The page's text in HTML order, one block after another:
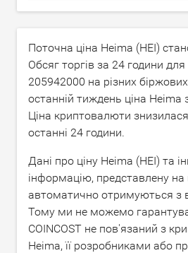
Поточна ціна Heima (HEI)
Обсяг торгів за 24 години
205942000 на різних
останній тиждень ціна Heima
Ціна криптовалюти
останні 24 години.
Дані про ціну Heima (HEI) та
інформацію, представлену на
автоматично отримуються з
Тому ми не можемо
COINCOST не пов'язаний з
Heima, її розробниками або